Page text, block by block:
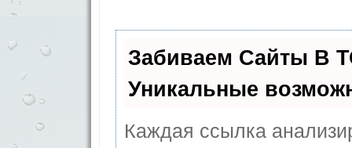
Забиваем Сайты В
Уникальные
Каждая ссылка